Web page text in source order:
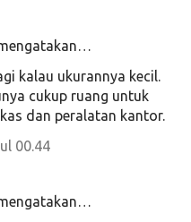
kalau ukurannya kecil.
cukup ruang untuk
dan peralatan kantor.
00.44